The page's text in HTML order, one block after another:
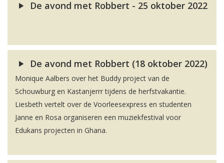
De avond met Robbert - 25 oktober 2022
De avond met Robbert (18 oktober 2022)
Monique Aalbers over het Buddy project van de
Schouwburg en Kastanjerrr tijdens de herfstvakantie.
Liesbeth vertelt over de Voorleesexpress en studenten
Janne en Rosa organiseren een muziekfestival voor
Edukans projecten in Ghana.